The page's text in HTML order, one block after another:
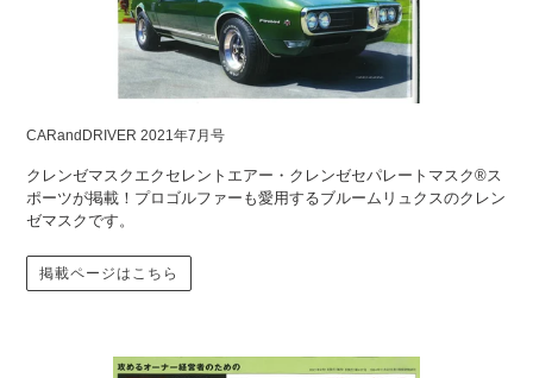
CARandDRIVER 2021年7月号
クレンゼマスクエクセレントエアー・クレンゼセパレートマスク®ス
ポーツが掲載！プロゴルファーも愛用するブルームリュクスのクレン
ゼマスクです。
掲載ページはこちら